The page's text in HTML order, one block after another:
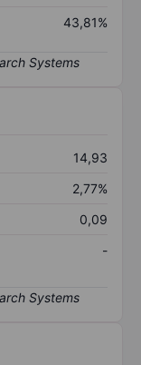
43,81%
14,93
2,77%
0,09
-